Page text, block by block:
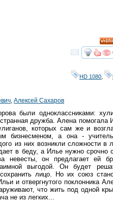
HD
HD 1080
, Алексей Сахаров
были одноклассниками:
дружба. Алена помогала
которых сам же и
бизнесменом, а она -
из них возникли сложности в
в беду, а Илье нужно срочно
невесты, он предлагает ей
выгодой. Он будет
лицо. Но их союз
и отвергнутого поклонника
что жить под одной
не из легких...